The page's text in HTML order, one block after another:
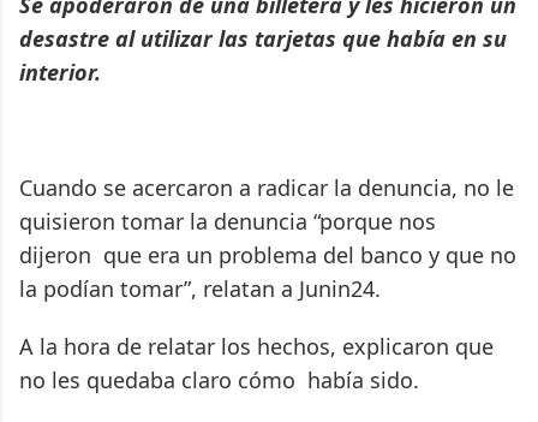
desastre al utilizar las tarjetas que había en su
interior.
Cuando se acercaron a radicar la denuncia, no le
quisieron tomar la denuncia “porque nos
dijeron que era un problema del banco y que no
la podían tomar”, relatan a Junin24.
A la hora de relatar los hechos, explicaron que
no les quedaba claro cómo había sido.